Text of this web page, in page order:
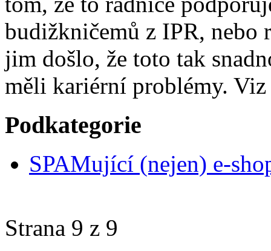
budižkničemů z IPR,
jim došlo, že toto tak
měli kariérní problémy.
Podkategorie
SPAMující (nejen) e-
Strana 9 z 9